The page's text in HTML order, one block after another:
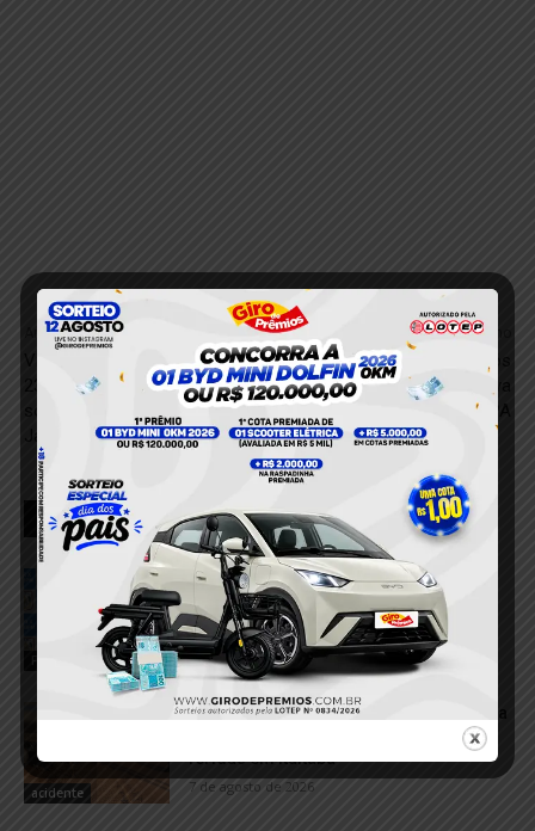
Anterior
Viatura da PM capota na BR
230 próximo a ponte
sobradinho há 80 km de
Jacareacanga
Próximo
Homem é detido após
descumprir medida protetiva
em Placas, no oeste do PA
RELACIONADOS
Homem é detido após furtar celular
dentro de panificadora em Itaituba
8 de agosto de 2026
acidente
VÍDEO; Caminhonete arrasta motocicleta
após acidente e deixa duas mulheres
feridas em Itaituba
7 de agosto de 2026